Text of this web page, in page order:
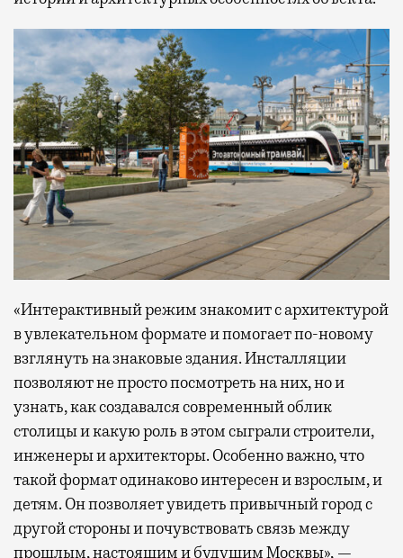
«Интерактивный режим знакомит с архитектурой
в увлекательном формате и помогает по-новому
взглянуть на знаковые здания. Инсталляции
позволяют не просто посмотреть на них, но и
узнать, как создавался современный облик
столицы и какую роль в этом сыграли строители,
инженеры и архитекторы. Особенно важно, что
такой формат одинаково интересен и взрослым, и
детям. Он позволяет увидеть привычный город с
другой стороны и почувствовать связь между
прошлым, настоящим и будущим Москвы», —